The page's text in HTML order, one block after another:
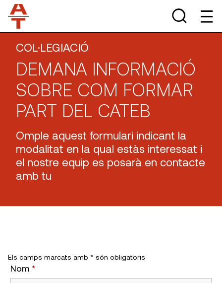
COL·LEGIACIÓ
DEMANA INFORMACIÓ
SOBRE COM FORMAR
PART DEL CATEB
Omple aquest formulari indicant la
modalitat en la qual estàs interessat i
el nostre equip es posarà en contacte
amb tu
Els camps marcats amb * són obligatoris
Nom *